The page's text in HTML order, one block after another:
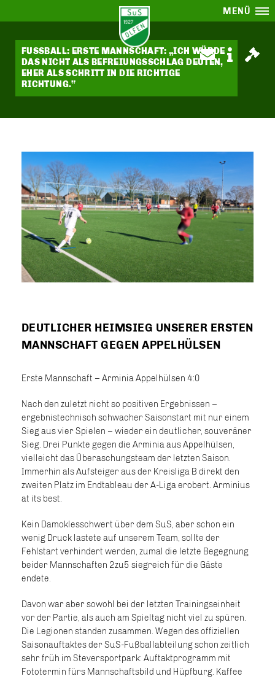
MENÜ
FUSSBALL: ERSTE MANNSCHAFT: „ICH WÜRDE
DAS NICHT ALS BEFREIUNGSSCHLAG DEUTEN,
EHER ALS SCHRITT IN DIE RICHTIGE
RICHTUNG.“
DEUTLICHER HEIMSIEG UNSERER ERSTEN
MANNSCHAFT GEGEN APPELHÜLSEN
Erste Mannschaft – Arminia Appelhülsen 4:0
Nach den zuletzt nicht so positiven Ergebnissen –
ergebnistechnisch schwacher Saisonstart mit nur einem
Sieg aus vier Spielen – wieder ein deutlicher, souveräner
Sieg. Drei Punkte gegen die Arminia aus Appelhülsen,
vielleicht das Überaschungsteam der letzten Saison.
Immerhin als Aufsteiger aus der Kreisliga B direkt den
zweiten Platz im Endtableau der A-Liga erobert. Arminius
at its best.
Kein Damoklesschwert über dem SuS, aber schon ein
wenig Druck lastete auf unserem Team, sollte der
Fehlstart verhindert werden, zumal die letzte Begegnung
beider Mannschaften 2zu5 siegreich für die Gäste
endete.
Davon war aber sowohl bei der letzten Trainingseinheit
vor der Partie, als auch am Spieltag nicht viel zu spüren.
Die Legionen standen zusammen. Wegen des offiziellen
Saisonauftaktes der SuS-Fußballabteilung schon zeitlich
sehr früh im Steversportpark: Auftaktprogramm mit
Fototermin fürs Mannschaftsbild und Hüpfburg. Kaffee